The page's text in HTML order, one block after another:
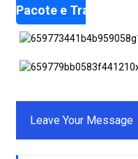
Pacote e Transporte
Leave Your Message